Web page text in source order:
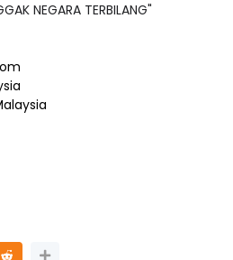
NEGARA TERBILANG"